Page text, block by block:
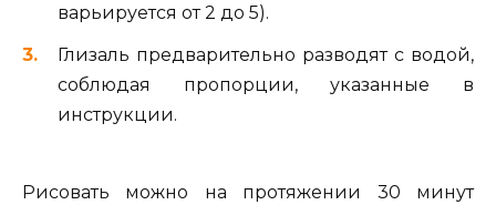
варьируется от 2 до 5).
Глизаль предварительно разводят с водой,
соблюдая пропорции, указанные в
инструкции.
Рисовать можно на протяжении 30 минут